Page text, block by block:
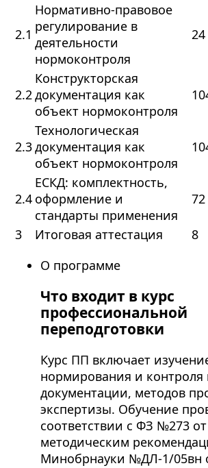
2.1
Нормативно‑правовое
регулирование в
деятельности
нормоконтроля
24
2.2
Конструкторская
документация как
объект нормоконтроля
2.3
Технологическая
документация как
объект нормоконтроля
2.4
ЕСКД: комплектность,
оформление и
стандарты применения
72
3 Итоговая аттестация 8
О программе
Что входит в курс
профессиональной
переподготовки
Курс ПП включает
нормирования и контроля
документации, методов
экспертизы. Обучение
соответствии с ФЗ №273
методическим
Минобрнауки №ДЛ-1/05вн